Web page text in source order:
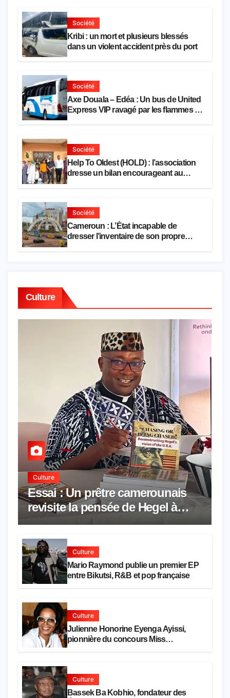
Société
Kribi : un mort et plusieurs blessés
dans un violent accident près du port
Société
Axe Douala – Edéa : Un bus de United
Express VIP ravagé par les flammes à
Société
Help To Oldest (HOLD) : l’association
dresse un bilan encourageant au
Société
Cameroun : L’État incapable de
dresser l’inventaire de son propre
Culture
Culture
Essai : Un prêtre camerounais
revisite la pensée de Hegel à
travers le rêve américain
Culture
Mario Raymond publie un premier EP
entre Bikutsi, R&B et pop française
Culture
Julienne Honorine Eyenga Ayissi,
pionnière du concours Miss
Culture
Bassek Ba Kobhio, fondateur des